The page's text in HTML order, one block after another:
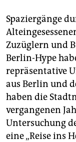
abo
genossenschaft
epaper login
Spaziergänge
Zuzüglern und
Berlin-Hype
repräsentative
aus Berlin und
haben die
vergangenen
Untersuchung
eine „Reise ins